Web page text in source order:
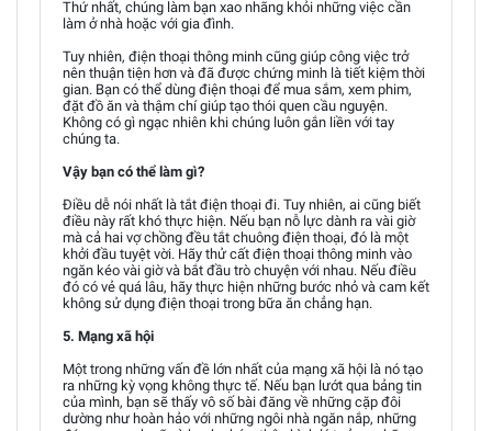
Thứ nhất, chúng làm bạn xao nhãng khỏi những việc cần
làm ở nhà hoặc với gia đình.
Tuy nhiên, điện thoại thông minh cũng giúp công việc trở
nên thuận tiện hơn và đã được chứng minh là tiết kiệm thời
gian. Bạn có thể dùng điện thoại để mua sắm, xem phim,
đặt đồ ăn và thậm chí giúp tạo thói quen cầu nguyện.
Không có gì ngạc nhiên khi chúng luôn gắn liền với tay
chúng ta.
Vậy bạn có thể làm gì?
Điều dễ nói nhất là tắt điện thoại đi. Tuy nhiên, ai cũng biết
điều này rất khó thực hiện. Nếu bạn nỗ lực dành ra vài giờ
mà cả hai vợ chồng đều tắt chuông điện thoại, đó là một
khởi đầu tuyệt vời. Hãy thử cất điện thoại thông minh vào
ngăn kéo vài giờ và bắt đầu trò chuyện với nhau. Nếu điều
đó có vẻ quá lâu, hãy thực hiện những bước nhỏ và cam kết
không sử dụng điện thoại trong bữa ăn chẳng hạn.
5. Mạng xã hội
Một trong những vấn đề lớn nhất của mạng xã hội là nó tạo
ra những kỳ vọng không thực tế. Nếu bạn lướt qua bảng tin
của mình, bạn sẽ thấy vô số bài đăng về những cặp đôi
dường như hoàn hảo với những ngôi nhà ngăn nắp, những